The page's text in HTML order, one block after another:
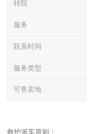
转院
服务
联系时间
服务类型
可售卖地
救护派车原则：